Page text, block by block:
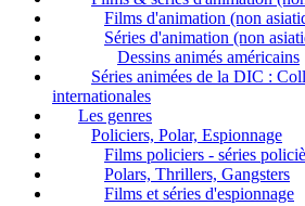
Films d'animation (non
Séries d'animation (non
Dessins animés américains
Séries animées de la DIC :
internationales
Les genres
Policiers, Polar, Espionnage
Films policiers - séries
Polars, Thrillers, Gangsters
Films et séries d'espionnage